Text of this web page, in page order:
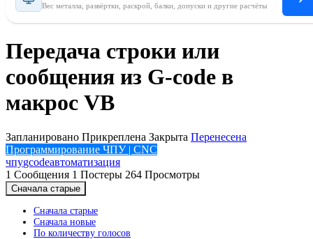
Вес металла, развёртки, раскрой, балки, допуски и другие расчёты
Передача строки или
сообщения из G-code в
макрос VB
Запланировано Прикреплена Закрыта Перенесена
Программирование ЧПУ | CNC
чпуgcodeавтоматизация
1 Сообщения 1 Постеры 264 Просмотры
Сначала старые
Сначала старые
Сначала новые
По количеству голосов